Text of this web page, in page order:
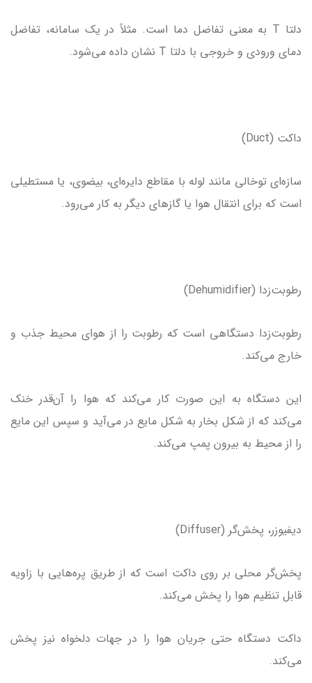
دلتا T به معنی تفاضل دما است. مثلاً در یک سامانه، تفاضل
دمای ورودی و خروجی با دلتا T نشان داده می‌شود.
داکت (Duct)
سازه‌ای توخالی مانند لوله با مقاطع دایره‌ای، بیضوی، یا مستطیلی
است که برای انتقال هوا یا گازهای دیگر به کار می‌رود.
رطوبت‌زدا (Dehumidifier)
رطوبت‌زدا دستگاهی است که رطوبت را از هوای محیط جذب و
خارج می‌کند.
این دستگاه به این صورت کار می‌کند که هوا را آن‌قدر خنک
می‌کند که از شکل بخار به شکل مایع در می‌آید و سپس این مایع
را از محیط به بیرون پمپ می‌کند.
دیفیوزر، پخش‌گر (Diffuser)
پخش‌گر محلی بر روی داکت است که از طریق پره‌هایی با زاویه
قابل تنظیم هوا را پخش می‌کند.
داکت دستگاه حتی جریان هوا را در جهات دلخواه نیز پخش
می‌کند.